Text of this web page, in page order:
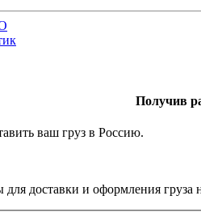
Получив
ваш груз в Россию.
доставки и оформления груза